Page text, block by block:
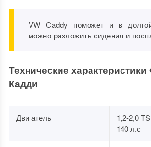
VW Сaddy поможет и в
можно разложить сидения и
Технические
Кадди
Двигатель
1,2-2,0
140 л.с